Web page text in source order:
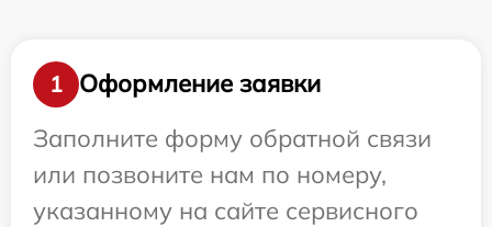
1
Оформление заявки
Заполните форму обратной связи
или позвоните нам по номеру,
указанному на сайте сервисного